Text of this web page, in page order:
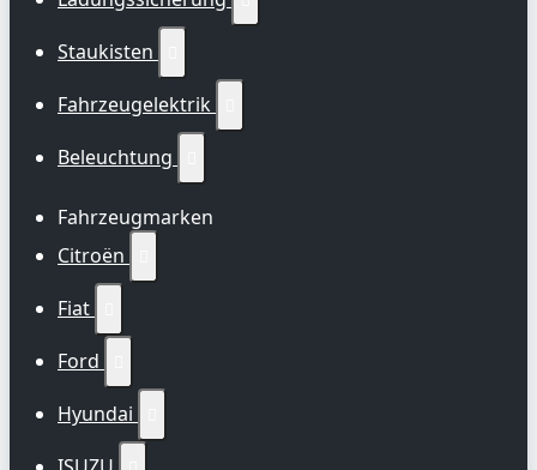
Staukisten
Fahrzeugelektrik
Beleuchtung
Fahrzeugmarken
Citroën
Fiat
Ford
Hyundai